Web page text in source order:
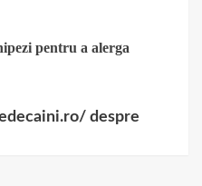
pentru a alerga
despre